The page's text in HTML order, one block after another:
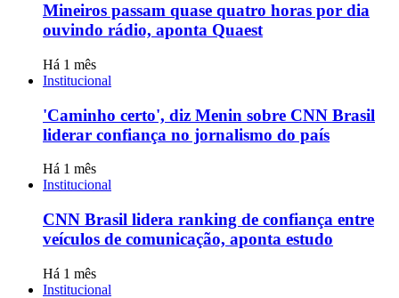
Mineiros passam quase quatro horas por dia
ouvindo rádio, aponta Quaest
Há 1 mês
Institucional
'Caminho certo', diz Menin sobre CNN Brasil
liderar confiança no jornalismo do país
Há 1 mês
Institucional
CNN Brasil lidera ranking de confiança entre
veículos de comunicação, aponta estudo
Há 1 mês
Institucional